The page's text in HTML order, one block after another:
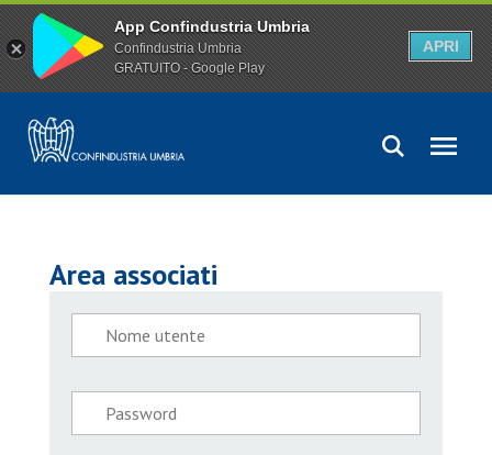
Area associati
App Confindustria Umbria
Confindustria Umbria
GRATUITO - Google Play
APRI